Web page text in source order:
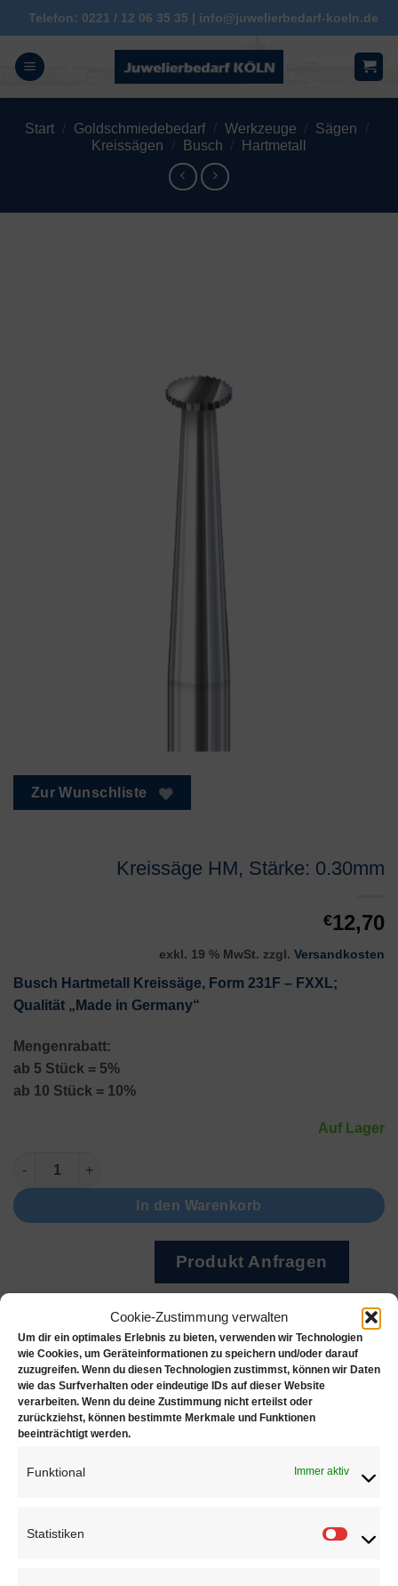
Cookie-Zustimmung verwalten
Um dir ein optimales Erlebnis zu bieten, verwenden wir Technologien
wie Cookies, um Geräteinformationen zu speichern und/oder darauf
zuzugreifen. Wenn du diesen Technologien zustimmst, können wir Daten
wie das Surfverhalten oder eindeutige IDs auf dieser Website
verarbeiten. Wenn du deine Zustimmung nicht erteilst oder
zurückziehst, können bestimmte Merkmale und Funktionen
beeinträchtigt werden.
Funktional Immer aktiv
Statistiken
Zum
Inhalt
springen
Telefon: 0221 / 12 06 35 35 | info@juwelierbedarf-koeln.de
Start / Goldschmiedebedarf / Werkzeuge / Sägen
/
Kreissägen
/ Busch / Hartmetall
Zur Wunschliste
Kreissäge HM, Stärke: 0.30mm
€12,70
exkl. 19 % MwSt. zzgl. Versandkosten
Busch Hartmetall Kreissäge, Form 231F – FXXL;
Qualität „Made in Germany“
Mengenrabatt:
ab 5 Stück = 5%
ab 10 Stück = 10%
Auf Lager
Kreissäge HM, Stärke: 0.30mm Menge
In den Warenkorb
Produkt Anfragen
Artikelnummer: 01306
Beschreibung
Zusätzliche Informationen
Rezensionen (0)